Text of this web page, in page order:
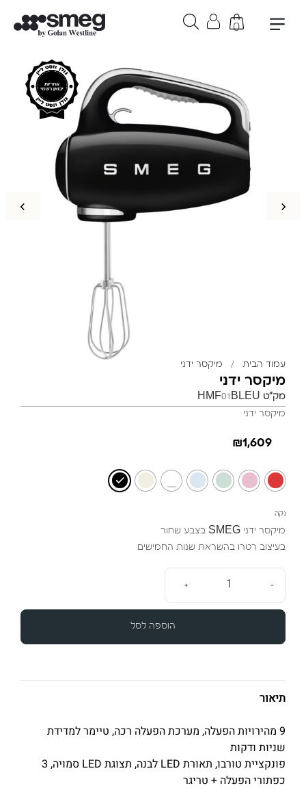
0
עמוד הבית / מיקסר ידני
מיקסר ידני
מק"ט HMF01BLEU
מיקסר ידני
₪1,609
נקה
מיקסר ידני SMEG בצבע שחור
בעיצוב רטרו בהשראת שנות החמישים
-
+
הוספה לסל
תיאור
9 מהירויות הפעלה, מערכת הפעלה רכה, טיימר למדידת
שניות ודקות
פונקציית טורבו, תאורת LED לבנה, תצוגת LED סמויה, 3
כפתורי הפעלה + טריגר
בקבוק אורבן 1 ליטר בצבע לבן